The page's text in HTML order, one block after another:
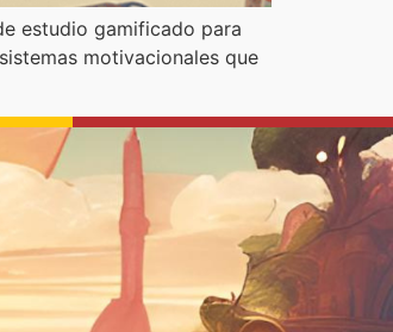
estudio gamificado para
motivacionales que